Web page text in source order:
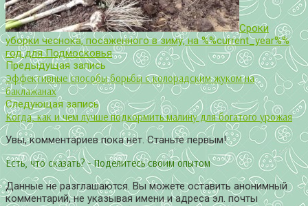
Сроки
уборки чеснока, посаженного в зиму, на %%current_year%%
год для Подмосковья
Предыдущая запись
Эффективные способы борьбы с колорадским жуком на
баклажанах
Следующая запись
Когда, как и чем лучше подкормить малину для богатого урожая
Увы, комментариев пока нет. Станьте первым!
Есть, что сказать? - Поделитесь своим опытом
Данные не разглашаются. Вы можете оставить анонимный
комментарий, не указывая имени и адреса эл. почты